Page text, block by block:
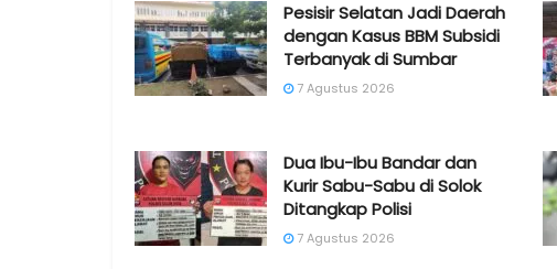
Pesisir Selatan Jadi Daerah
dengan Kasus BBM Subsidi
Terbanyak di Sumbar
7 Agustus 2026
Dua Ibu-Ibu Bandar dan
Kurir Sabu-Sabu di Solok
Ditangkap Polisi
7 Agustus 2026